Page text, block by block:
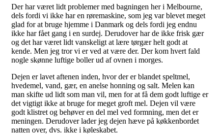
Der har været lidt problemer med bagningen her i Melbourne,
dels fordi vi ikke har en røremaskine, som jeg var blevet meget
glad for at bruge hjemme i Danmark og dels fordi jeg endnu
ikke har fået gang i en surdej. Derudover har de ikke frisk gær
og det har været lidt vanskeligt at lære tørgær helt godt at
kende. Men jeg tror vi er ved at være der. Der kom hvert fald
nogle skønne luftige boller ud af ovnen i morges.
Dejen er lavet aftenen inden, hvor der er blandet speltmel,
hvedemel, vand, gær, en anelse honning og salt. Melen kan
man skifte ud lidt som man vil, men for at få dem godt luftige er
det vigtigt ikke at bruge for meget groft mel. Dejen vil være
godt klistret og behøver en del mel ved formning, men det er
meningen. Derudover lader jeg dejen hæve på køkkenbordet
natten over, dvs. ikke i køleskabet.